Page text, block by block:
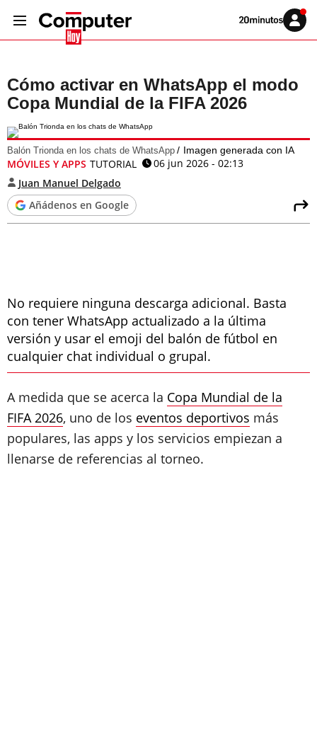
Volver
Iniciar
sesión
Cómo activar en WhatsApp el modo
Copa Mundial de la FIFA 2026
Balón Trionda en los chats de WhatsApp Imagen generada con IA
MÓVILES Y APPS TUTORIAL
06 jun 2026 - 02:13
Juan Manuel Delgado
Añádenos en Google
No requiere ninguna descarga adicional. Basta
con tener WhatsApp actualizado a la última
versión y usar el emoji del balón de fútbol en
cualquier chat individual o grupal.
A medida que se acerca la Copa Mundial de la
FIFA 2026, uno de los eventos deportivos más
populares, las apps y los servicios empiezan a
llenarse de referencias al torneo.